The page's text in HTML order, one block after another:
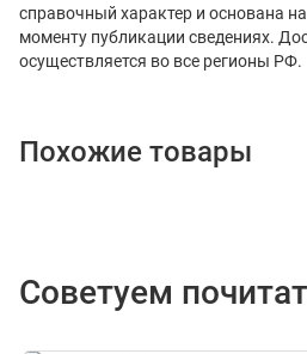
справочный характер и основана
моменту публикации сведениях.
осуществляется во все регионы РФ.
Похожие товары
Советуем